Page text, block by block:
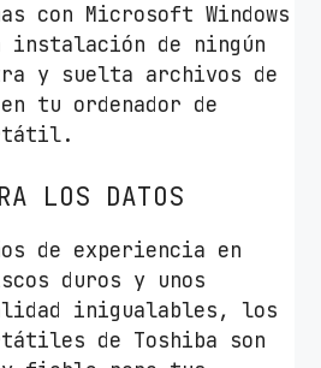
con Microsoft Windows
de ningún
y suelta archivos de
tu ordenador de
LOS DATOS
de experiencia en
duros y unos
inigualables, los
de Toshiba son